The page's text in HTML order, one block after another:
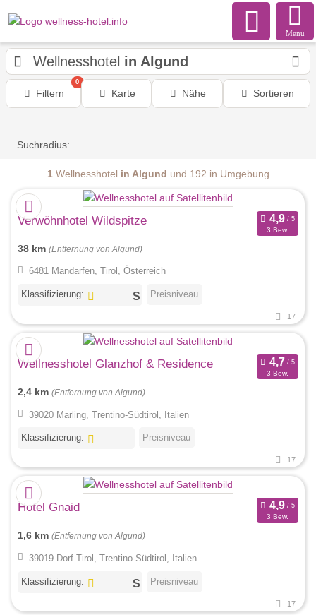
Menu
Wellnesshotel in Algund
Filtern
0
Karte Nähe Sortieren
Suchradius:
1 Wellnesshotel in Algund und 192 in Umgebung
Verwöhnhotel Wildspitze
3 Bew.
38 km (Entfernung von Algund)
6481 Mandarfen, Tirol, Österreich
Klassifizierung: Preisniveau
17
Wellnesshotel Glanzhof & Residence
3 Bew.
2,4 km (Entfernung von Algund)
39020 Marling, Trentino-Südtirol, Italien
Klassifizierung: Preisniveau
17
Hotel Gnaid
3 Bew.
1,6 km (Entfernung von Algund)
39019 Dorf Tirol, Trentino-Südtirol, Italien
Klassifizierung: Preisniveau
17